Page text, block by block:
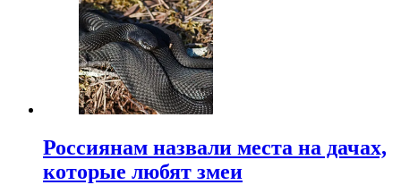
Россиянам назвали места на дачах,
которые любят змеи